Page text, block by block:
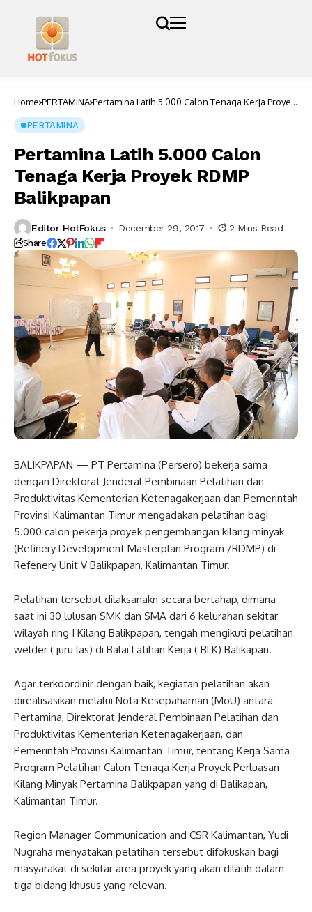
Home PERTAMINA Pertamina Latih 5.000 Calon Tenaga Kerja Proyek
PERTAMINA
Pertamina Latih 5.000 Calon
Tenaga Kerja Proyek RDMP
Balikpapan
Editor HotFokus December 29, 2017 2 Mins Read
Share
BALIKPAPAN — PT Pertamina (Persero) bekerja sama
dengan Direktorat Jenderal Pembinaan Pelatihan dan
Produktivitas Kementerian Ketenagakerjaan dan Pemerintah
Provinsi Kalimantan Timur mengadakan pelatihan bagi
5.000 calon pekerja proyek pengembangan kilang minyak
(Refinery Development Masterplan Program /RDMP) di
Refenery Unit V Balikpapan, Kalimantan Timur.
Pelatihan tersebut dilaksanakn secara bertahap, dimana
saat ini 30 lulusan SMK dan SMA dari 6 kelurahan sekitar
wilayah ring I Kilang Balikpapan, tengah mengikuti pelatihan
welder ( juru las) di Balai Latihan Kerja ( BLK) Balikapan.
Agar terkoordinir dengan baik, kegiatan pelatihan akan
direalisasikan melalui Nota Kesepahaman (MoU) antara
Pertamina, Direktorat Jenderal Pembinaan Pelatihan dan
Produktivitas Kementerian Ketenagakerjaan, dan
Pemerintah Provinsi Kalimantan Timur, tentang Kerja Sama
Program Pelatihan Calon Tenaga Kerja Proyek Perluasan
Kilang Minyak Pertamina Balikpapan yang di Balikapan,
Kalimantan Timur.
Region Manager Communication and CSR Kalimantan, Yudi
Nugraha menyatakan pelatihan tersebut difokuskan bagi
masyarakat di sekitar area proyek yang akan dilatih dalam
tiga bidang khusus yang relevan.